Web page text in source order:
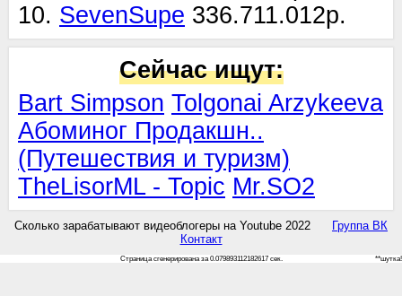
10. SevenSupe 336.711.012р.
Сейчас ищут:
Bart Simpson Tolgonai Arzykeeva
Абоминог Продакшн..
(Путешествия и туризм)
TheLisorML - Topic Mr.SO2
Сколько зарабатывают видеоблогеры на Youtube 2022
Группа ВК
Контакт
Страница сгенерирована за 0.079893112182617 сек. **шутка!